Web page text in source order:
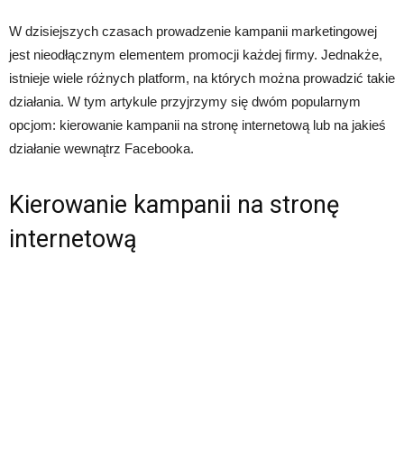
W dzisiejszych czasach prowadzenie kampanii marketingowej
jest nieodłącznym elementem promocji każdej firmy. Jednakże,
istnieje wiele różnych platform, na których można prowadzić takie
działania. W tym artykule przyjrzymy się dwóm popularnym
opcjom: kierowanie kampanii na stronę internetową lub na jakieś
działanie wewnątrz Facebooka.
Kierowanie kampanii na stronę
internetową